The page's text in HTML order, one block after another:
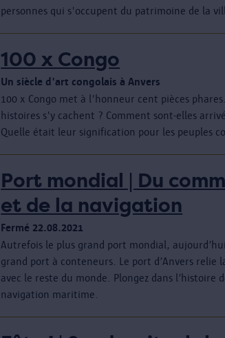
personnes qui s'occupent du patrimoine de la
100 x Congo
Un siècle d'art congolais à Anvers
100 x Congo met à l'honneur cent pièces
histoires s'y cachent ? Comment sont-elles
Quelle était leur signification pour les peuples
Port mondial | Du
et de la navigation
Fermé 22.08.2021
Autrefois le plus grand port mondial,
grand port à conteneurs. Le port d’Anvers relie
avec le reste du monde. Plongez dans l’histoire
navigation maritime.